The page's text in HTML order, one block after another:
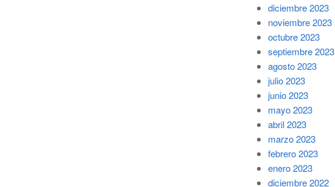
diciembre 2023
noviembre 2023
octubre 2023
septiembre 2023
agosto 2023
julio 2023
junio 2023
mayo 2023
abril 2023
marzo 2023
febrero 2023
enero 2023
diciembre 2022